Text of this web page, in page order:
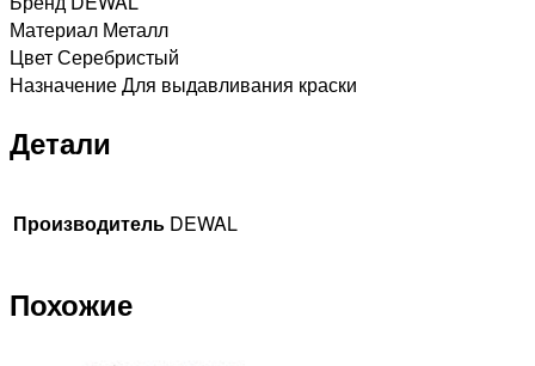
Материал Металл
Цвет Серебристый
Назначение Для выдавливания краски
Детали
Производитель DEWAL
Похожие